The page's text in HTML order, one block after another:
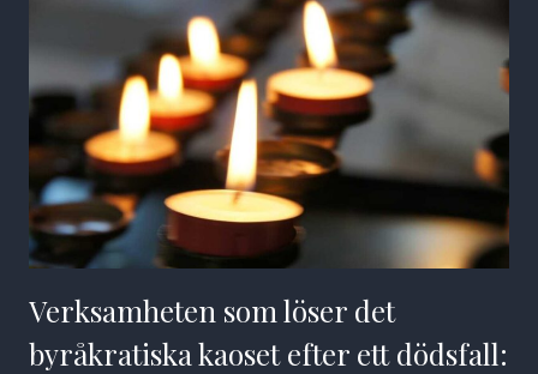
Verksamheten som löser det
byråkratiska kaoset efter ett dödsfall: